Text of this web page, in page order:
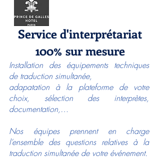
Service d'interprétariat
100% sur mesure
Installation des équipements techniques
de traduction simultanée,
adapatation à la plateforme de votre
choix, sélection des interprètes,
documentation,…
Nos équipes prennent en charge
l’ensemble des questions relatives à la
traduction simultanée de votre événement.